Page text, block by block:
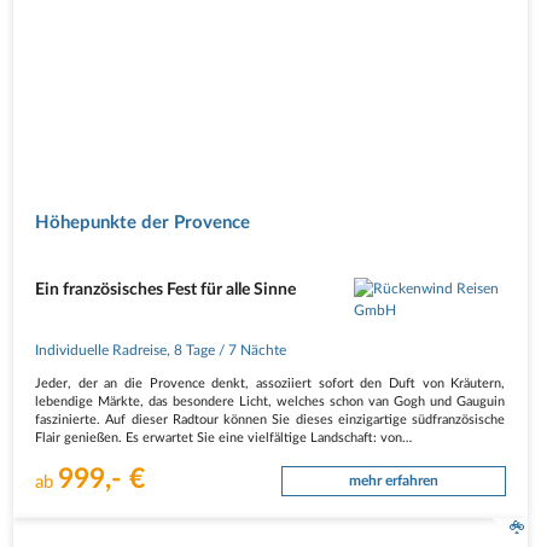
Höhepunkte der Provence
Ein französisches Fest für alle Sinne
Individuelle Radreise,8 Tage / 7 Nächte
Jeder, der an die Provence denkt, assoziiert sofort den Duft von Kräutern,
lebendige Märkte, das besondere Licht, welches schon van Gogh und Gauguin
faszinierte. Auf dieser Radtour können Sie dieses einzigartige südfranzösische
Flair genießen. Es erwartet Sie eine vielfältige Landschaft: von…
ab 999,- € mehr erfahren